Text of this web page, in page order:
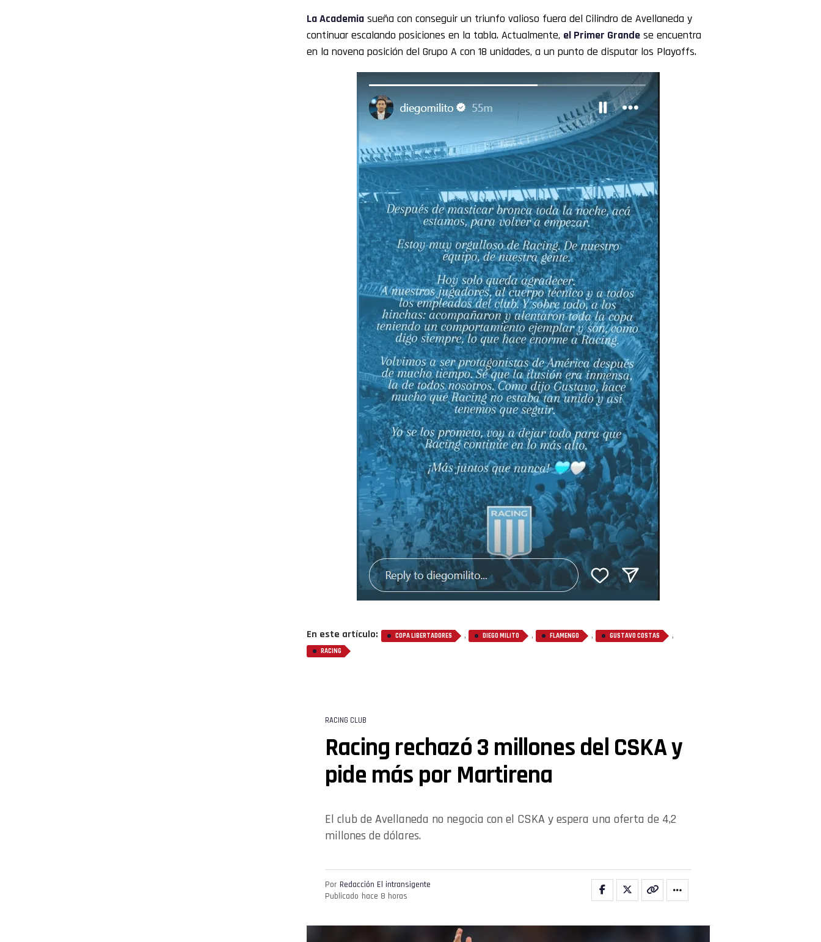
La Academia sueña con conseguir un triunfo valioso fuera del Cilindro de Avellaneda y
continuar escalando posiciones en la tabla. Actualmente, el Primer Grande se encuentra
en la novena posición del Grupo A con 18 unidades, a un punto de disputar los Playoffs.
En este artículo: COPA LIBERTADORES , DIEGO MILITO , FLAMENGO , GUSTAVO COSTAS ,
RACING
RACING CLUB
Racing rechazó 3 millones del CSKA y
pide más por Martirena
El club de Avellaneda no negocia con el CSKA y espera una oferta de 4,2
millones de dólares.
Por Redacción El intransigente
Publicado hace 8 horas